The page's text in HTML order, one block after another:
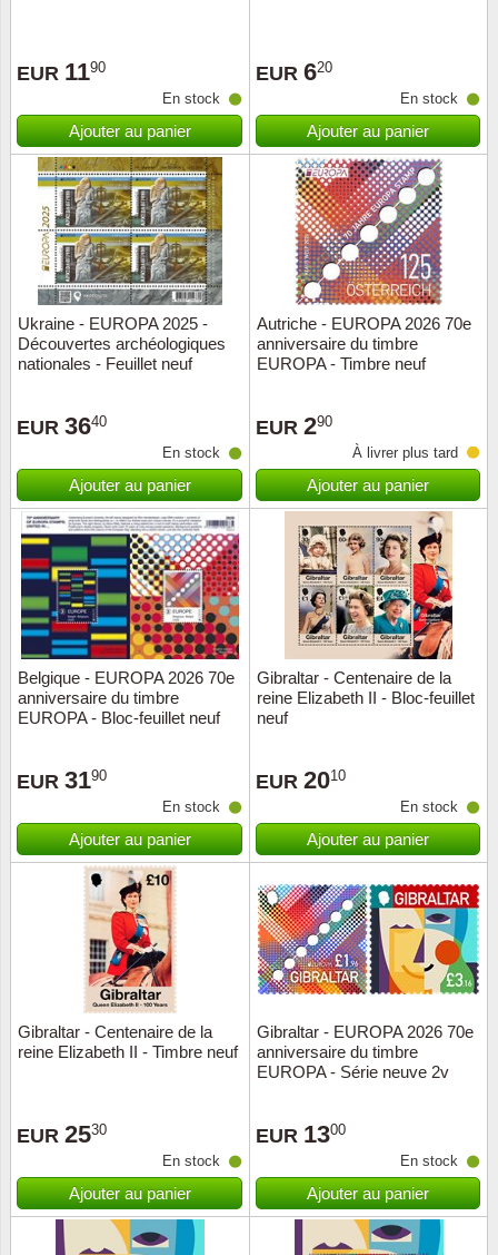
EUR 1190
En stock
Ajouter au panier
EUR 620
En stock
Ajouter au panier
Ukraine - EUROPA 2025 -
Découvertes archéologiques
nationales - Feuillet neuf
EUR 3640
En stock
Ajouter au panier
Autriche - EUROPA 2026 70e
anniversaire du timbre
EUROPA - Timbre neuf
EUR 290
À livrer plus tard
Ajouter au panier
Belgique - EUROPA 2026 70e
anniversaire du timbre
EUROPA - Bloc-feuillet neuf
EUR 3190
En stock
Ajouter au panier
Gibraltar - Centenaire de la
reine Elizabeth II - Bloc-feuillet
neuf
EUR 2010
En stock
Ajouter au panier
Gibraltar - Centenaire de la
reine Elizabeth II - Timbre neuf
EUR 2530
En stock
Ajouter au panier
Gibraltar - EUROPA 2026 70e
anniversaire du timbre
EUROPA - Série neuve 2v
EUR 1300
En stock
Ajouter au panier
Malte
ONU
Saint-
Sport
Turquie
Vatican